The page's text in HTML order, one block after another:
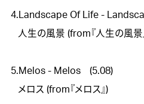
4.Landscape Of Life -
5.Melos - Melos	 (5.08)